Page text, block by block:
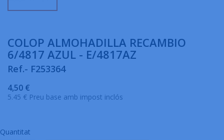
COLOP ALMOHADILLA RECAMBIO
6/4817 AZUL - E/4817AZ
Ref.- F253364
4,50 €
5.45 € Preu base amb impost inclós
Quantitat